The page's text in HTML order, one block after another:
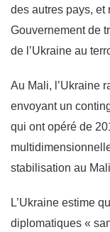
des autres pays, et
Gouvernement de
de l’Ukraine au
Au Mali, l’Ukraine
envoyant un
qui ont opéré de
stabilisation au
L’Ukraine estime
diplomatiques «